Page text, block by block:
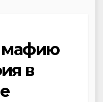
мафию
в